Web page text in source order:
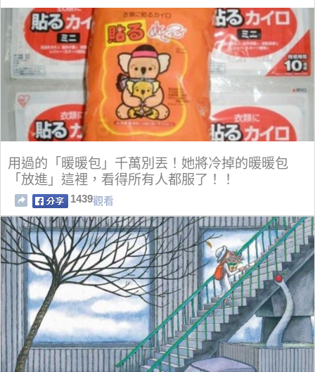
用過的「暖暖包」千萬別丟！她將冷掉的暖暖包
「放進」這裡，看得所有人都服了！！
1439觀看